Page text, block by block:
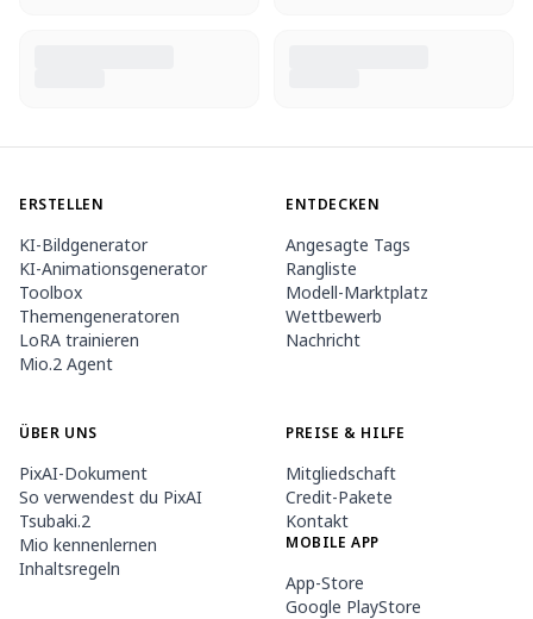
ERSTELLEN
KI-Bildgenerator
KI-Animationsgenerator
Toolbox
Themengeneratoren
LoRA trainieren
Mio.2 Agent
ENTDECKEN
Angesagte Tags
Rangliste
Modell-Marktplatz
Wettbewerb
Nachricht
ÜBER UNS
PixAI-Dokument
So verwendest du PixAI
Tsubaki.2
Mio kennenlernen
Inhaltsregeln
PREISE & HILFE
Mitgliedschaft
Credit-Pakete
Kontakt
MOBILE APP
App-Store
Google PlayStore